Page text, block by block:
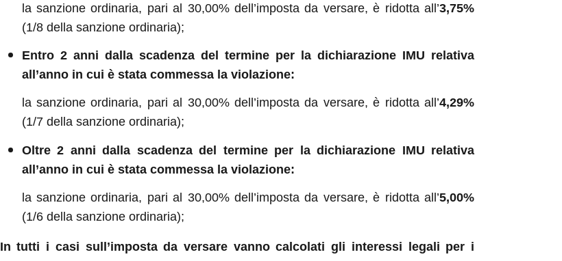
la sanzione ordinaria, pari al 30,00% dell’imposta da versare, è ridotta all’3,75%
(1/8 della sanzione ordinaria);
Entro 2 anni dalla scadenza del termine per la dichiarazione IMU relativa
all’anno in cui è stata commessa la violazione:
la sanzione ordinaria, pari al 30,00% dell’imposta da versare, è ridotta all’4,29%
(1/7 della sanzione ordinaria);
Oltre 2 anni dalla scadenza del termine per la dichiarazione IMU relativa
all’anno in cui è stata commessa la violazione:
la sanzione ordinaria, pari al 30,00% dell’imposta da versare, è ridotta all’5,00%
(1/6 della sanzione ordinaria);
In tutti i casi sull’imposta da versare vanno calcolati gli interessi legali per i